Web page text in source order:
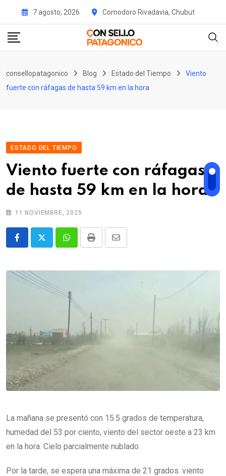
content
7 agosto, 2026 Comodoro Rivadavia, Chubut
consellopatagonico Blog Estado del Tiempo
Viento
fuerte con ráfagas de hasta 59 km en la hora
ESTADO DEL TIEMPO
Viento fuerte con ráfagas
de hasta 59 km en la hora
11 NOVIEMBRE, 2025
WhatsappPrint
Share
Email
La mañana se presentó con 15.5 grados de temperatura,
humedad del 53 por ciento, viento del sector oeste a 23 km
en la hora. Cielo parcialmente nublado.
Por la tarde, se espera una máxima de 21 grados. viento